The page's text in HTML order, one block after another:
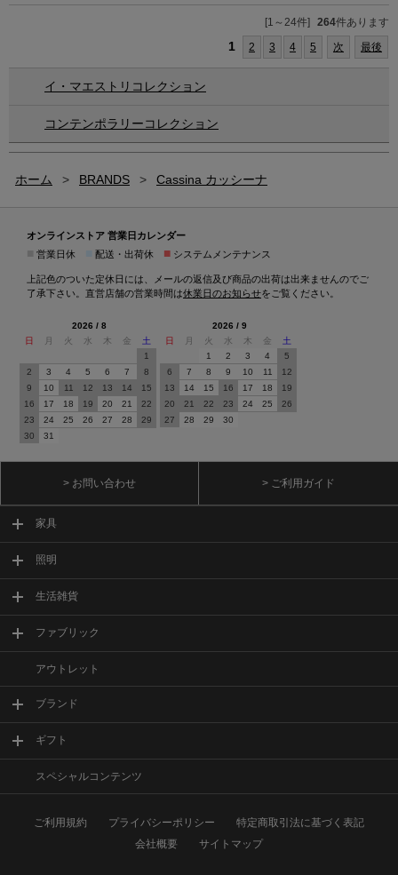
[1～24件] 264件あります
1 2 3 4 5 次 最後
イ・マエストリコレクション
コンテンポラリーコレクション
ホーム > BRANDS > Cassina カッシーナ
オンラインストア 営業日カレンダー
営業日休 配送・出荷休 ■ システムメンテナンス
上記色のついた定休日には、メールの返信及び商品の出荷は出来ませんのでご
了承下さい。直営店舗の営業時間は休業日のお知らせをご覧ください。
2026 / 8
日
月 火 水 木 金
土
1
2
3 4 5 6 7
8
9
10 11 12 13 14
15
16
17 18 19 20 21
22
23
24 25 26 27 28
29
30
31
2026 / 9
日
月 火 水 木 金
土
1
2 3 4
5
6
7 8 9 10 11
12
13
14 15 16 17 18
19
20
21 22 23 24 25
26
27
28 29 30
> お問い合わせ > ご利用ガイド
家具
照明
生活雑貨
ファブリック
アウトレット
ブランド
ギフト
スペシャルコンテンツ
ご利用規約 プライバシーポリシー
特定商取引法に基づく表記
会社概要
サイトマップ